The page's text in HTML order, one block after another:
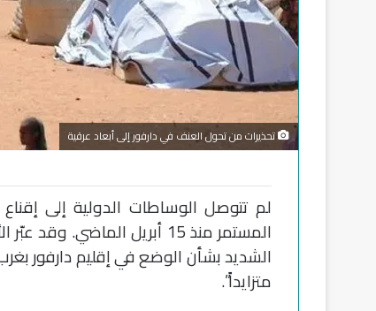
تحذيرات من تحول العنف في دارفور إلى أبعاد عرقية
لم تتوصل الوساطات الدولية إلى إقناع
المستمر منذ 15 أبريل
الشديد بشأن الوضع في إقليم دارفور
متزايداً”.